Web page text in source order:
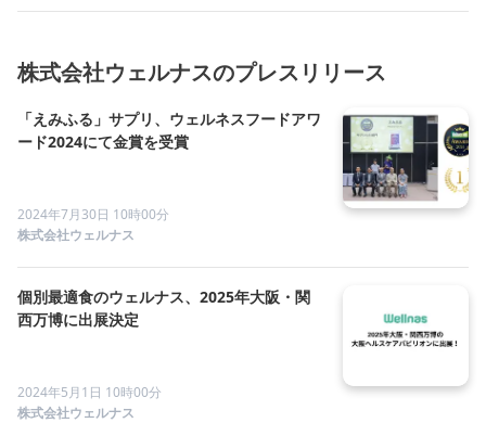
株式会社ウェルナスのプレスリリース
「えみふる」サプリ、ウェルネスフードアワ
ード2024にて金賞を受賞
2024年7月30日 10時00分
株式会社ウェルナス
個別最適食のウェルナス、2025年大阪・関
西万博に出展決定
2024年5月1日 10時00分
株式会社ウェルナス